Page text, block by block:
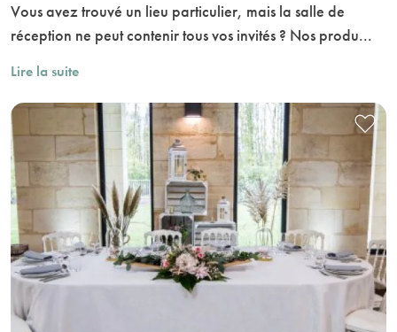
Vous avez trouvé un lieu particulier, mais la salle de
réception ne peut contenir tous vos invités ? Nos produ...
Lire la suite